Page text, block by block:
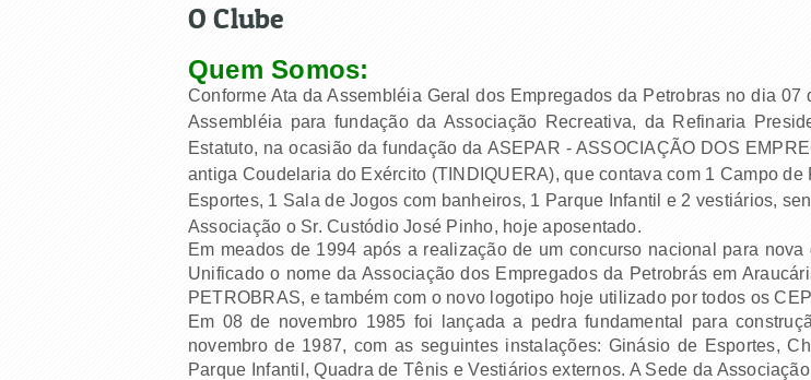
O Clube
Quem Somos:
Conforme Ata da Assembléia Geral dos Empregados da Petrobras no dia
Assembléia para fundação da Associação Recreativa, da Refinaria
Estatuto, na ocasião da fundação da ASEPAR - ASSOCIAÇÃO DOS
antiga Coudelaria do Exército (TINDIQUERA), que contava com 1 Campo
Esportes, 1 Sala de Jogos com banheiros, 1 Parque Infantil e 2 vestiários,
Associação o Sr. Custódio José Pinho, hoje aposentado.
Em meados de 1994 após a realização de um concurso nacional para
Unificado o nome da Associação dos Empregados da Petrobrás em
PETROBRAS, e também com o novo logotipo hoje utilizado por todos os
Em 08 de novembro 1985 foi lançada a pedra fundamental para
novembro de 1987, com as seguintes instalações: Ginásio de Esportes,
Parque Infantil, Quadra de Tênis e Vestiários externos. A Sede da